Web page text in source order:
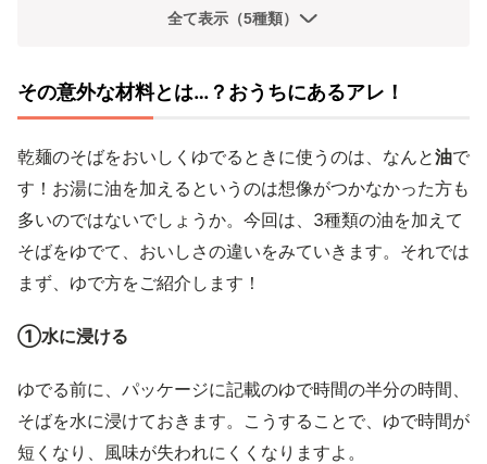
全て表示（5種類）
その意外な材料とは…？おうちにあるアレ！
乾麺のそばをおいしくゆでるときに使うのは、なんと油で
す！お湯に油を加えるというのは想像がつかなかった方も
多いのではないでしょうか。今回は、3種類の油を加えて
そばをゆでて、おいしさの違いをみていきます。それでは
まず、ゆで方をご紹介します！
➀水に浸ける
ゆでる前に、パッケージに記載のゆで時間の半分の時間、
そばを水に浸けておきます。こうすることで、ゆで時間が
短くなり、風味が失われにくくなりますよ。